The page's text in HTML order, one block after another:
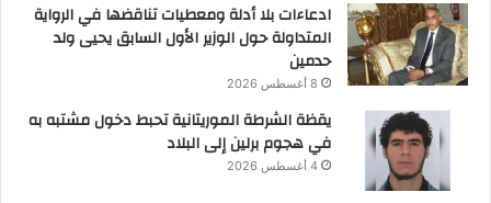
ادعاءات بلا أدلة ومعطيات تناقضها في الرواية
المتداولة حول الوزير الأول السابق يحيى ولد
حدمين
8 أغسطس 2026
يقظة الشرطة الموريتانية تحبط دخول مشتبه به
في هجوم برلين إلى البلاد
4 أغسطس 2026